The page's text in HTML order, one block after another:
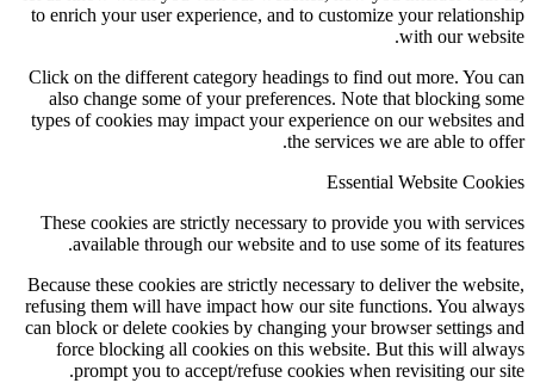
to enrich your user experience, and to customize your relationship
with our website.
Click on the different category headings to find out more. You can
also change some of your preferences. Note that blocking some
types of cookies may impact your experience on our websites and
the services we are able to offer.
Essential Website Cookies
These cookies are strictly necessary to provide you with services
available through our website and to use some of its features.
Because these cookies are strictly necessary to deliver the website,
refusing them will have impact how our site functions. You always
can block or delete cookies by changing your browser settings and
force blocking all cookies on this website. But this will always
prompt you to accept/refuse cookies when revisiting our site.